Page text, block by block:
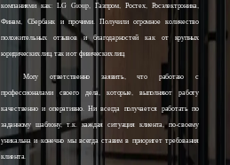
компаниями как: LG Group, Газпром, Ростех, Росэлектроника,
Финам, Сбербанк и прочими. Получили огромное количество
положительных отзывов и благодарностей как от крупных
юридических лиц, так и от физических лиц.
Могу ответственно заявить, что работаю с
профессионалами своего дела, которые, выполняют работу
качественно и оперативно. Ни всегда получается работать по
заданному шаблону, т.к. каждая ситуация клиента, по-своему
уникальна и конечно мы всегда ставим в приоритет требования
клиента.